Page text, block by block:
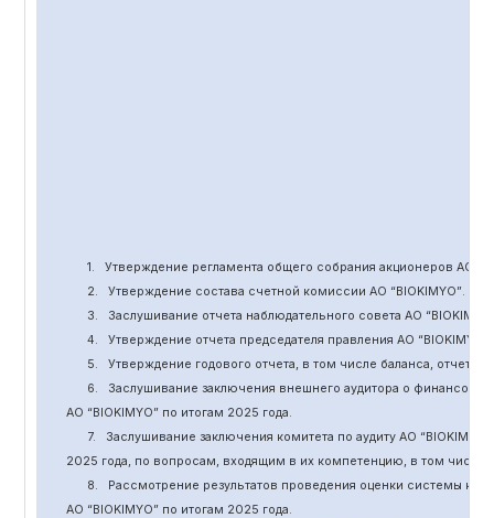
1. Утверждение регламента общего собрания акционеров АО “
2.
Утверждение состава счетной комиссии АО “BIOKIMYO”.
3.
Заслушивание отчета наблюдательного совета АО “BIOKIMYO
4.
Утверждение отчета председателя правления АО “BIOKIMYO
5.
Утверждение годового отчета, в том числе баланса, отчет о
6.
Заслушивание заключения внешнего аудитора о финансовой
АО “BIOKIMYO”по итогам 2025 года.
7.
Заслушивание заключения комитета по аудитуАО “BIOKIMYO
2025 года, по вопросам, входящим в их компетенцию, в том
8.
Рассмотрение результатов проведения оценки системы
АО “BIOKIMYO”по итогам 2025 года.